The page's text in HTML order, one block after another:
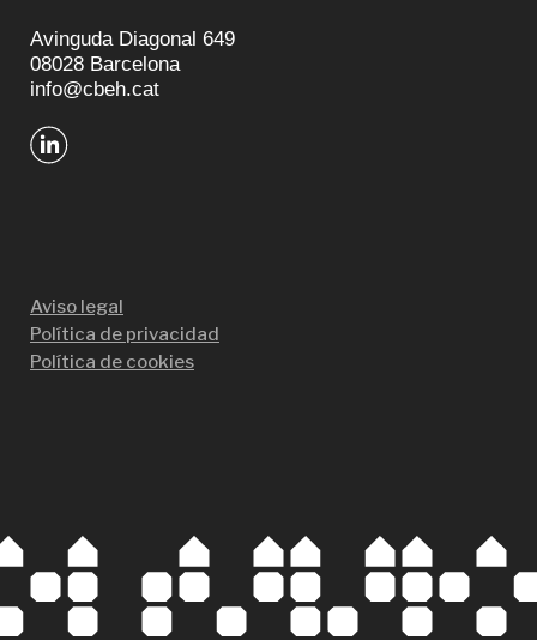
Avinguda Diagonal 649
08028 Barcelona
info@cbeh.cat
Aviso legal
Política de privacidad
Política de cookies